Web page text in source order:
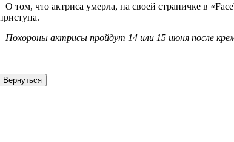
О том, что актриса умерла, на своей страничке в
Похороны актрисы пройдут 14 или 15 июня после